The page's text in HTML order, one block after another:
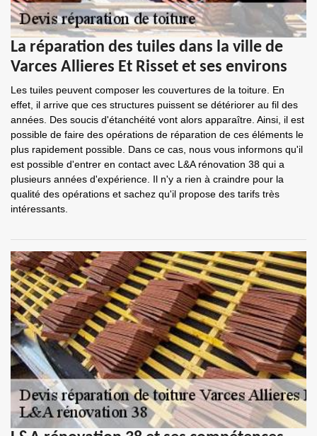
La réparation des tuiles dans la ville de
Varces Allieres Et Risset et ses environs
Les tuiles peuvent composer les couvertures de la toiture. En
effet, il arrive que ces structures puissent se détériorer au fil des
années. Des soucis d'étanchéité vont alors apparaître. Ainsi, il est
possible de faire des opérations de réparation de ces éléments le
plus rapidement possible. Dans ce cas, nous vous informons qu'il
est possible d'entrer en contact avec L&A rénovation 38 qui a
plusieurs années d'expérience. Il n'y a rien à craindre pour la
qualité des opérations et sachez qu'il propose des tarifs très
intéressants.